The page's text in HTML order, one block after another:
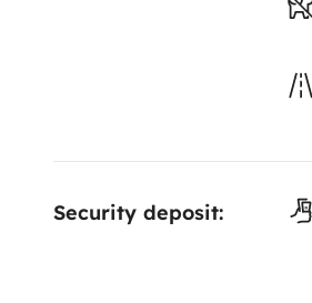
Security deposit: